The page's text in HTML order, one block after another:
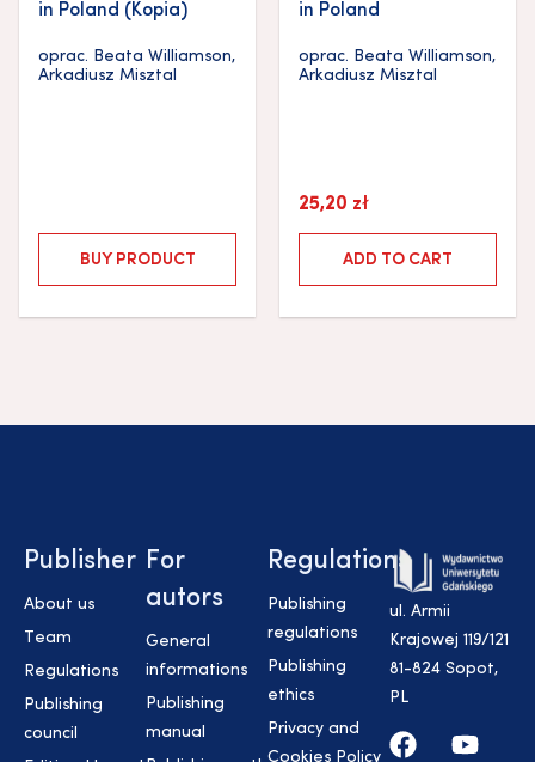
in Poland (Kopia)
oprac. Beata Williamson,
Arkadiusz Misztal
BUY PRODUCT
in Poland
oprac. Beata Williamson,
Arkadiusz Misztal
25,20 zł
ADD TO CART
Publisher
About us
Team
Regulations
Publishing
council
For
autors
General
informations
Publishing
manual
Regulations
Publishing
regulations
Publishing
ethics
Privacy and
Cookies Policy
ul. Armii
Krajowej 119/121
81-824 Sopot,
PL